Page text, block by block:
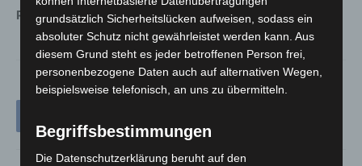
Polizeikommissariat Langenhagen melden sollten.
grundsätzlich Sicherheitslücken aufweisen, sodass ein
absoluter Schutz nicht gewährleistet werden kann. Aus
diesem Grund steht es jeder betroffenen Person frei,
personenbezogene Daten auch auf alternativen Wegen,
beispielsweise telefonisch, an uns zu übermitteln.
Begriffsbestimmungen
Die Datenschutzerklärung beruht auf den